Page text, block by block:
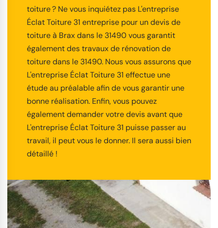
toiture ? Ne vous inquiétez pas L'entreprise
Éclat Toiture 31 entreprise pour un devis de
toiture à Brax dans le 31490 vous garantit
également des travaux de rénovation de
toiture dans le 31490. Nous vous assurons que
L'entreprise Éclat Toiture 31 effectue une
étude au préalable afin de vous garantir une
bonne réalisation. Enfin, vous pouvez
également demander votre devis avant que
L'entreprise Éclat Toiture 31 puisse passer au
travail, il peut vous le donner. Il sera aussi bien
détaillé !